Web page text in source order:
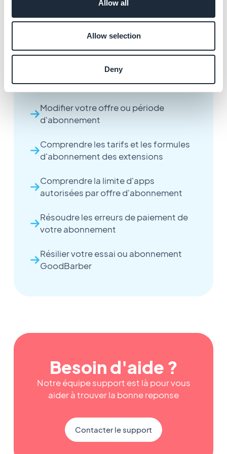
Allow all
Allow selection
Deny
Démarrer votre essai gratuit de 30
Gérer les détails de facturation,
paiements et factures
Modifier votre offre ou période
d'abonnement
Comprendre les tarifs et les formules
d'abonnement des extensions
Comprendre la limite d'apps
autorisées par offre d'abonnement
Résoudre les erreurs de paiement de
votre abonnement
Résilier votre essai ou abonnement
GoodBarber
Besoin d'aide ?
Notre équipe support est là pour vous
aider à trouver la bonne reponse
Contacter le support